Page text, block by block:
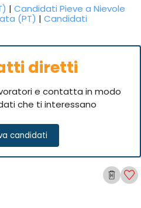
|Candidati Pieve a Nievole
(PT) |Candidati
diretti
e contatta in modo
che ti interessano
candidati